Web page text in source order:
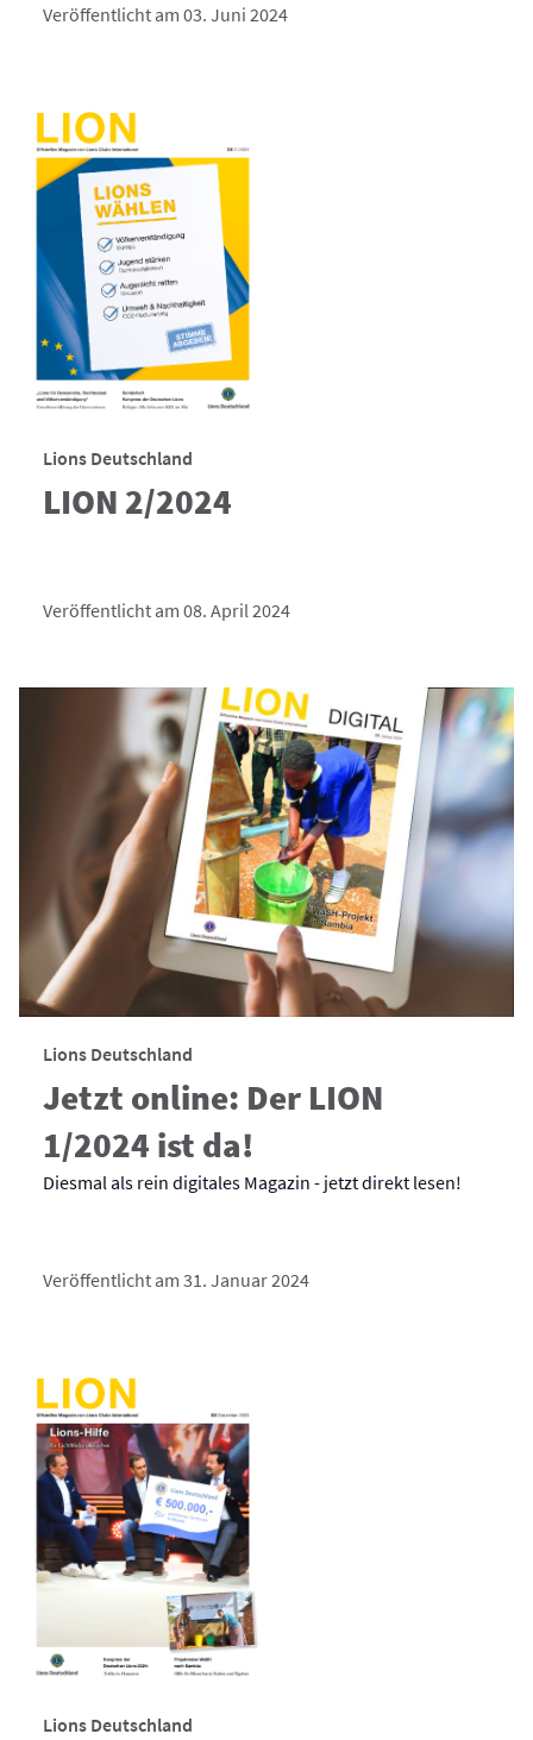
Veröffentlicht am 03. Juni 2024
Lions Deutschland
LION 2/2024
Veröffentlicht am 08. April 2024
Lions Deutschland
Jetzt online: Der LION
1/2024 ist da!
Diesmal als rein digitales Magazin - jetzt direkt lesen!
Veröffentlicht am 31. Januar 2024
Lions Deutschland